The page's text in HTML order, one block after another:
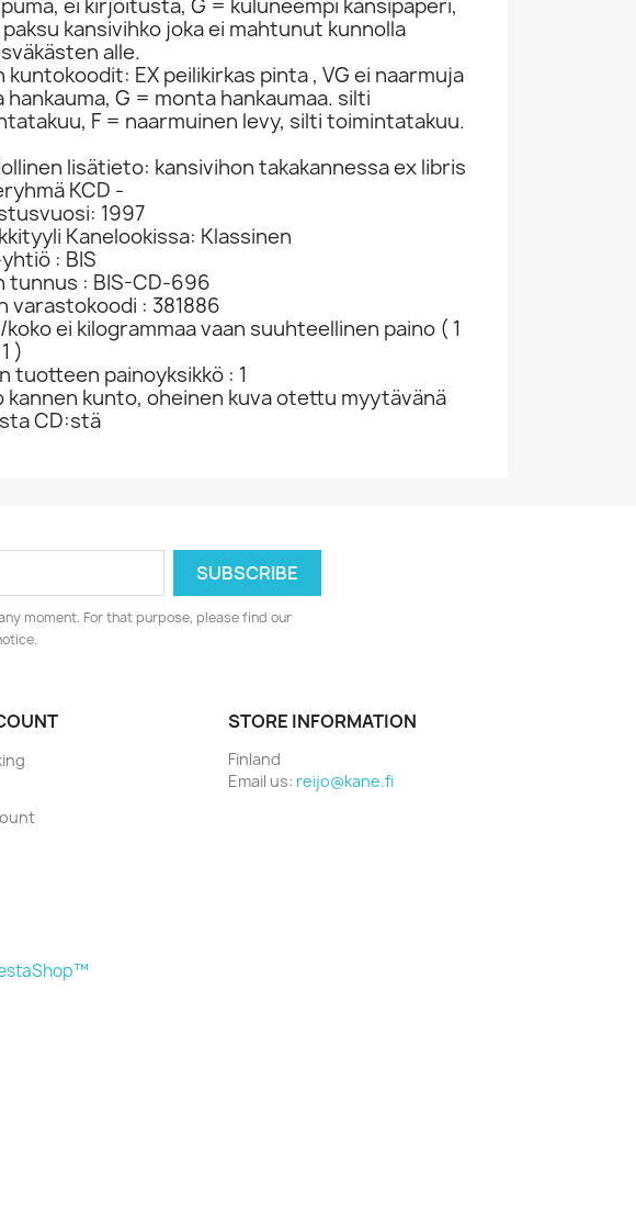
ei kirjoitusta, G = kuluneempi kansipaperi,
kansivihko joka ei mahtunut kunnolla
alle.
kuntokoodit: EX peilikirkas pinta , VG ei naarmuja
hankauma, G = monta hankaumaa. silti
F = naarmuinen levy, silti toimintatakuu.
lisätieto: kansivihon takakannessa ex libris
KCD -
1997
Kanelookissa: Klassinen
: BIS
tunnus : BIS-CD-696
varastokoodi : 381886
koko ei kilogrammaa vaan suuhteellinen paino ( 1
)
tuotteen painoyksikkö : 1
kannen kunto, oheinen kuva otettu myytävänä
CD:stä
moment. For that purpose, please find our
STORE INFORMATION
Finland
Email us: reijo@kane.fi